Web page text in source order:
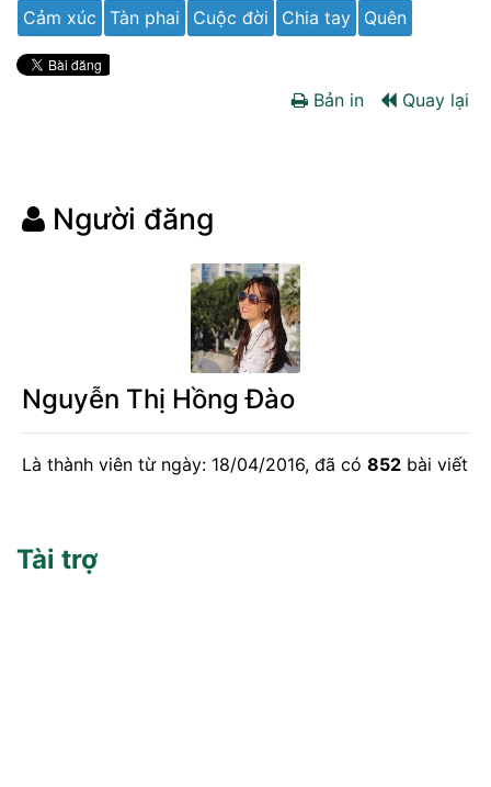
Cảm xúc
Tàn phai Cuộc đời Chia tay Quên
Bản in Quay lại
Người đăng
Nguyễn Thị Hồng Đào
Là thành viên từ ngày: 18/04/2016, đã có 852 bài viết
Tài trợ